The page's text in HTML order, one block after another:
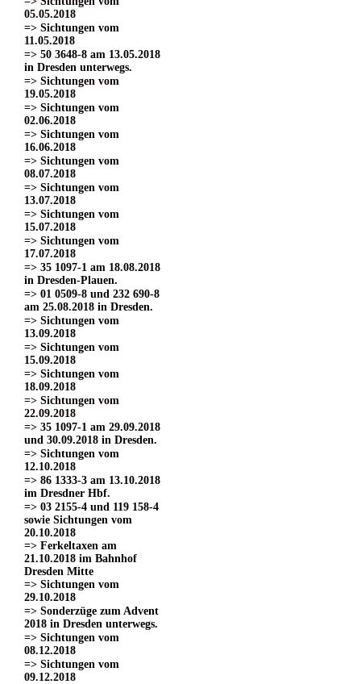
05.05.2018
=> Sichtungen vom
11.05.2018
=> 50 3648-8 am 13.05.2018
in Dresden unterwegs.
=> Sichtungen vom
19.05.2018
=> Sichtungen vom
02.06.2018
=> Sichtungen vom
16.06.2018
=> Sichtungen vom
08.07.2018
=> Sichtungen vom
13.07.2018
=> Sichtungen vom
15.07.2018
=> Sichtungen vom
17.07.2018
=> 35 1097-1 am 18.08.2018
in Dresden-Plauen.
=> 01 0509-8 und 232 690-8
am 25.08.2018 in Dresden.
=> Sichtungen vom
13.09.2018
=> Sichtungen vom
15.09.2018
=> Sichtungen vom
18.09.2018
=> Sichtungen vom
22.09.2018
=> 35 1097-1 am 29.09.2018
und 30.09.2018 in Dresden.
=> Sichtungen vom
12.10.2018
=> 86 1333-3 am 13.10.2018
im Dresdner Hbf.
=> 03 2155-4 und 119 158-4
sowie Sichtungen vom
20.10.2018
=> Ferkeltaxen am
21.10.2018 im Bahnhof
Dresden Mitte
=> Sichtungen vom
29.10.2018
=> Sonderzüge zum Advent
2018 in Dresden unterwegs.
=> Sichtungen vom
08.12.2018
=> Sichtungen vom
09.12.2018